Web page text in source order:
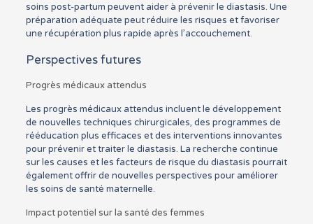
soins post-partum peuvent aider à prévenir le diastasis. Une
préparation adéquate peut réduire les risques et favoriser
une récupération plus rapide après l’accouchement.
Perspectives futures
Progrès médicaux attendus
Les progrès médicaux attendus incluent le développement
de nouvelles techniques chirurgicales, des programmes de
rééducation plus efficaces et des interventions innovantes
pour prévenir et traiter le diastasis. La recherche continue
sur les causes et les facteurs de risque du diastasis pourrait
également offrir de nouvelles perspectives pour améliorer
les soins de santé maternelle.
Impact potentiel sur la santé des femmes